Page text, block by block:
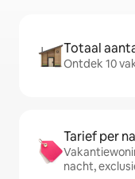
Totaal
Ontdek 10
Tarief per
nacht,